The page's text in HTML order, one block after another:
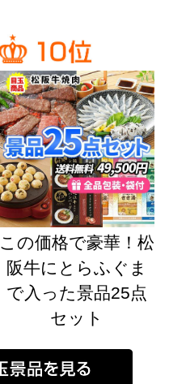
この価格で豪華！松
阪牛にとらふぐま
で入った景品25点
セット